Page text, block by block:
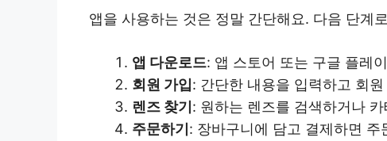
앱을 사용하는 것은 정말 간단해요. 다음 단계
앱 다운로드: 앱 스토어 또는 구글 플레
회원 가입: 간단한 내용을 입력하고 회
렌즈 찾기: 원하는 렌즈를 검색하거나
주문하기: 장바구니에 담고 결제하면 주